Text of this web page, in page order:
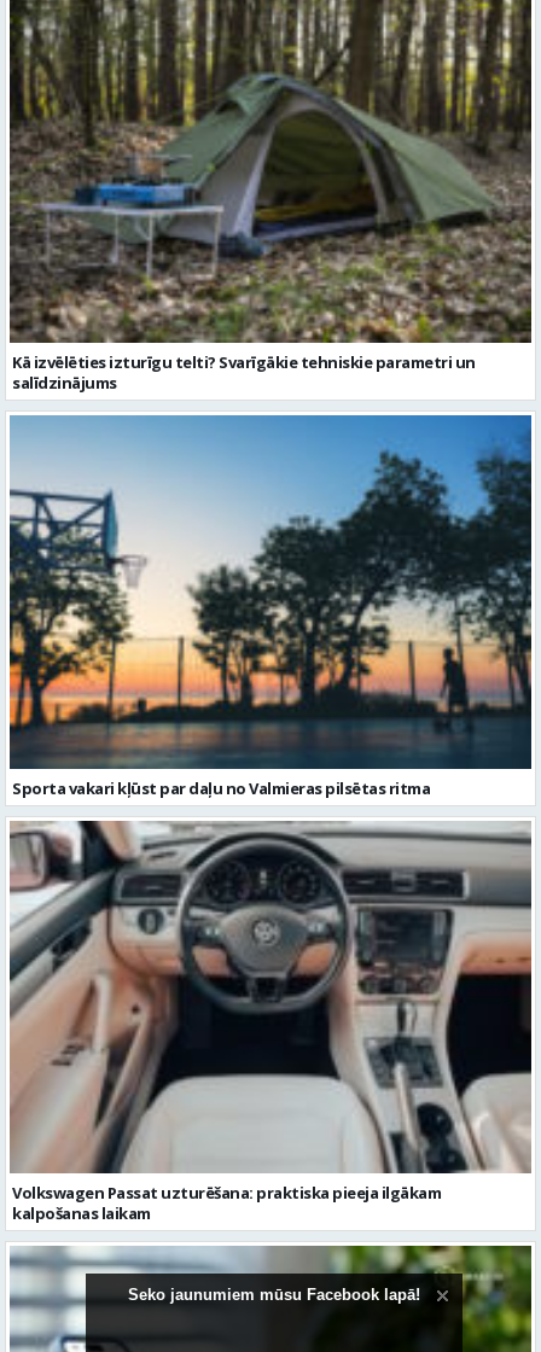
Kā izvēlēties izturīgu telti? Svarīgākie tehniskie parametri un
salīdzinājums
Sporta vakari kļūst par daļu no Valmieras pilsētas ritma
Volkswagen Passat uzturēšana: praktiska pieeja ilgākam
kalpošanas laikam
Seko jaunumiem mūsu Facebook lapā!